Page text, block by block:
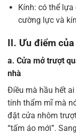
Kính: có thể
cường lực và
II. Ưu điểm
a. Cửa mở trượt
nhà
Điều mà hầu hết
tính thẩm mĩ mà
đặt cửa nhôm
“tấm áo mới”.